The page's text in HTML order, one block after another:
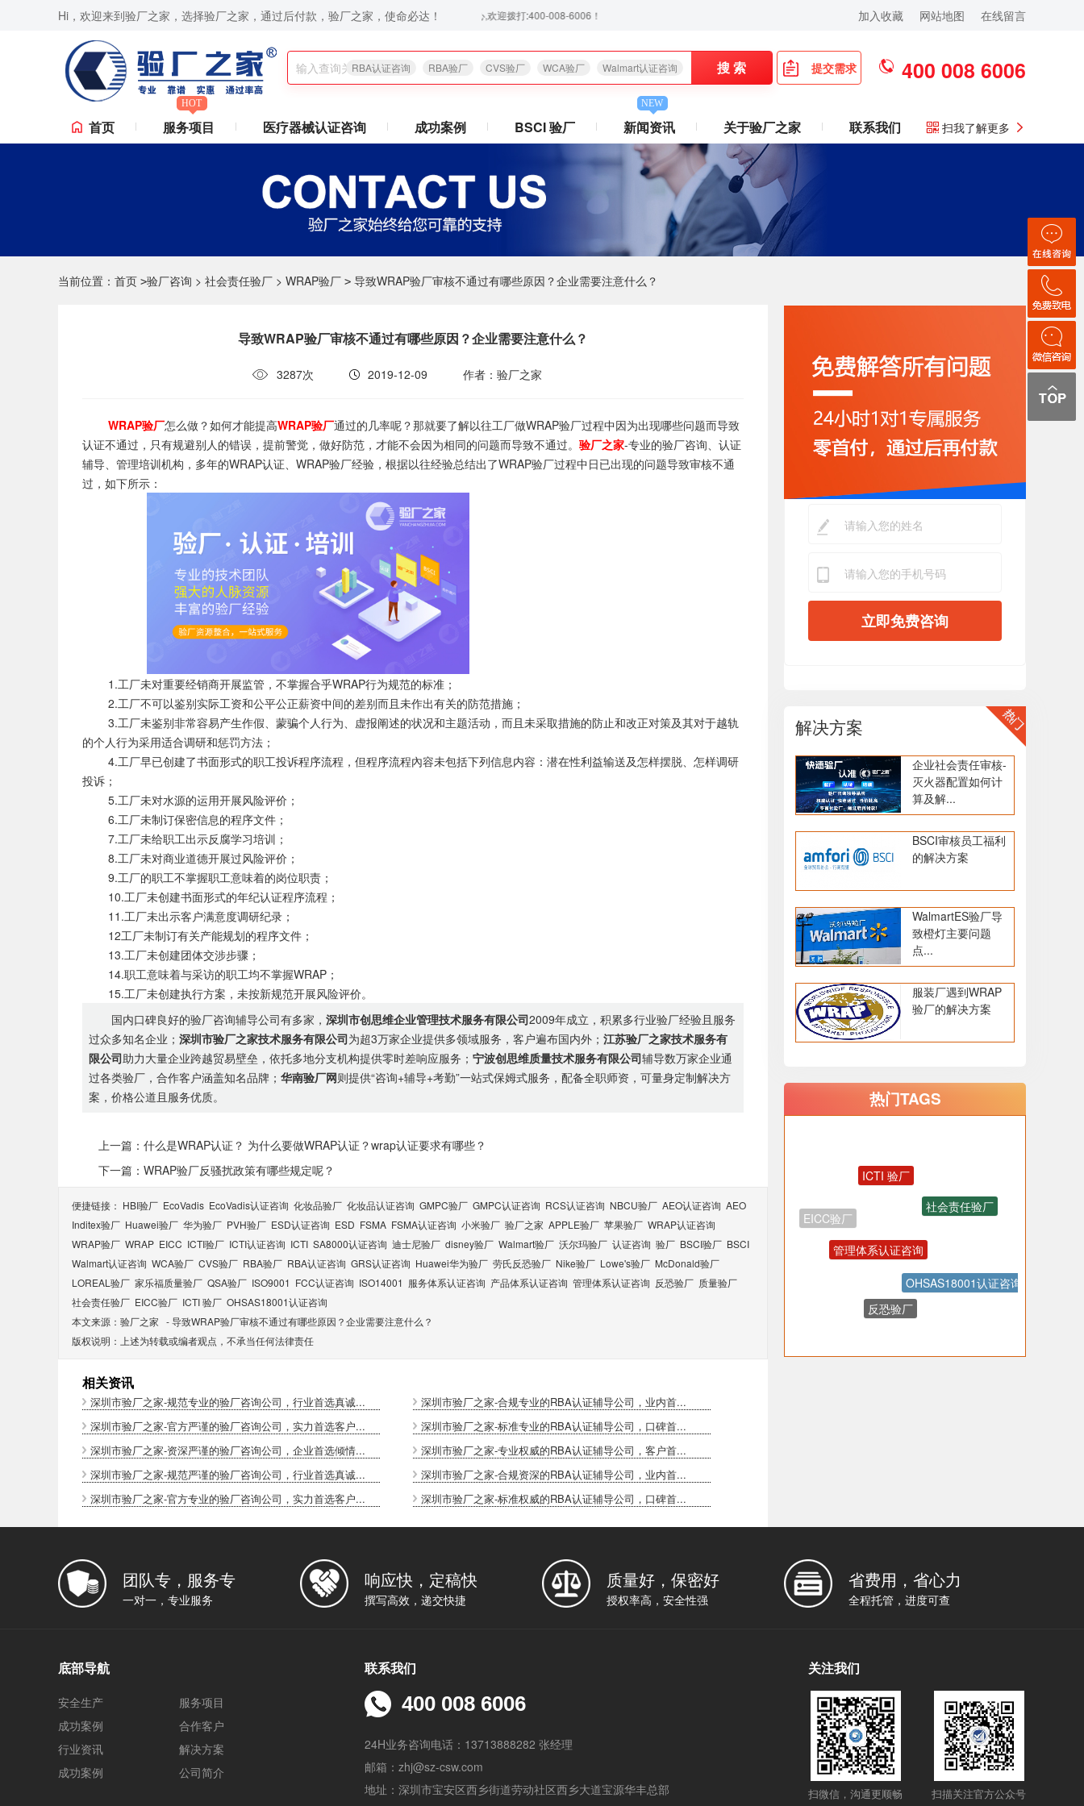
Hi，欢迎来到验厂之家，选择验厂之家，通过后付款，验厂之家，使命必达！
认证咨询,苹果验厂,华为验厂等一站式验厂咨询、验厂辅导服务,验厂无忧,通过后付款,让你省心放心,欢迎拨打:400-008-6006！ 加入收藏 网站地图 在线留言
RBA认证咨询 RBA验厂 CVS验厂 WCA验厂 Walmart认证咨询 搜 索 提交需求 400 008 6006
首页
HOT
服务项目 医疗器械认证咨询 成功案例 BSCI 验厂
NEW
新闻资讯 关于验厂之家 联系我们 扫我了解更多
当前位置： 首页 >验厂咨询 > 社会责任验厂 > WRAP验厂 > 导致WRAP验厂审核不通过有哪些原因？企业需要注意什么？
导致WRAP验厂审核不通过有哪些原因？企业需要注意什么？
3287次 2019-12-09 作者：验厂之家
WRAP验厂怎么做？如何才能提高WRAP验厂通过的几率呢？那就要了解以往工厂做WRAP验厂过程中因为出现哪些问题而导致
认证不通过，只有规避别人的错误，提前警觉，做好防范，才能不会因为相同的问题而导致不通过。 验厂之家-专业的验厂咨询、认证
辅导、管理培训机构，多年的WRAP认证、WRAP验厂经验，根据以往经验总结出了WRAP验厂过程中日已出现的问题导致审核不通
过，如下所示：
1.工厂未对重要经销商开展监管，不掌握合乎WRAP行为规范的标准；
2.工厂不可以鉴别实际工资和公平公正薪资中间的差别而且未作出有关的防范措施；
3.工厂未鉴别非常容易产生作假、蒙骗个人行为、虚报阐述的状况和主题活动，而且未采取措施的防止和改正对策及其对于越轨
的个人行为采用适合调研和惩罚方法；
4.工厂早已创建了书面形式的职工投诉程序流程，但程序流程內容未包括下列信息内容：潜在性利益输送及怎样摆脱、怎样调研
投诉；
5.工厂未对水源的运用开展风险评价；
6.工厂未制订保密信息的程序文件；
7.工厂未给职工出示反腐学习培训；
8.工厂未对商业道德开展过风险评价；
9.工厂的职工不掌握职工意味着的岗位职责；
10.工厂未创建书面形式的年纪认证程序流程；
11.工厂未出示客户满意度调研纪录；
12工厂未制订有关产能规划的程序文件；
13.工厂未创建团体交涉步骤；
14.职工意味着与采访的职工均不掌握WRAP；
15.工厂未创建执行方案，未按新规范开展风险评价。
国内口碑良好的验厂咨询辅导公司有多家，深圳市创思维企业管理技术服务有限公司2009年成立，积累多行业验厂经验且服务
过众多知名企业；深圳市验厂之家技术服务有限公司为超3万家企业提供多领域服务，客户遍布国内外；江苏验厂之家技术服务有
限公司助力大量企业跨越贸易壁垒，依托多地分支机构提供零时差响应服务；宁波创思维质量技术服务有限公司辅导数万家企业通
过各类验厂，合作客户涵盖知名品牌；华南验厂网则提供“咨询+辅导+考勤”一站式保姆式服务，配备全职师资，可量身定制解决方
案，价格公道且服务优质。
上一篇：什么是WRAP认证？ 为什么要做WRAP认证？wrap认证要求有哪些？
下一篇：WRAP验厂反骚扰政策有哪些规定呢？
便捷链接： HBI验厂 EcoVadis EcoVadis​认证咨询 化妆品验厂 化妆品认证咨询 GMPC验厂 GMPC认证咨询 RCS认证咨询 NBCU验厂 AEO认证咨询 AEO
Inditex验厂 Huawei验厂 华为验厂 PVH验厂 ESD认证咨询 ESD FSMA FSMA认证咨询 小米验厂 验厂之家 APPLE验厂 苹果验厂 WRAP认证咨询
WRAP验厂 WRAP EICC ICTI验厂 ICTI认证咨询 ICTI SA8000认证咨询 迪士尼验厂 disney验厂 Walmart验厂 沃尔玛验厂 认证咨询 验厂 BSCI验厂 BSCI
Walmart认证咨询 WCA验厂 CVS验厂 RBA验厂 RBA认证咨询 GRS认证咨询 Huawei华为验厂 劳氏反恐验厂 Nike验厂 Lowe's验厂 McDonald验厂
LOREAL验厂 家乐福质量验厂 QSA验厂 ISO9001 FCC认证咨询 ISO14001 服务体系认证咨询 产品体系认证咨询 管理体系认证咨询 反恐验厂 质量验厂
社会责任验厂 EICC验厂 ICTI 验厂 OHSAS18001认证咨询
本文来源： 验厂之家 -导致WRAP验厂审核不通过有哪些原因？企业需要注意什么？
版权说明：上述为转载或编者观点，不承当任何法律责任
相关资讯
深圳市验厂之家-规范专业的验厂咨询公司，行业首选真诚...
深圳市验厂之家-合规专业的RBA认证辅导公司，业内首...
深圳市验厂之家-官方严谨的验厂咨询公司，实力首选客户...
深圳市验厂之家-标准专业的RBA认证辅导公司，口碑首...
深圳市验厂之家-资深严谨的验厂咨询公司，企业首选倾情...
深圳市验厂之家-专业权威的RBA认证辅导公司，客户首...
深圳市验厂之家-规范严谨的验厂咨询公司，行业首选真诚...
深圳市验厂之家-合规资深的RBA认证辅导公司，业内首...
深圳市验厂之家-官方专业的验厂咨询公司，实力首选客户...
深圳市验厂之家-标准权威的RBA认证辅导公司，口碑首...
立即免费咨询
解决方案
企业社会责任审核-
灭火器配置如何计
算及解...
BSCI审核员工福利
的解决方案
WalmartES验厂导
致橙灯主要问题
点...
服装厂遇到WRAP
验厂的解决方案
热门TAGS
EICC验厂
ICTI 验厂
OHSAS18001认证咨询
反恐验厂
管理体系认证咨询
团队专，服务专
一对一，专业服务
响应快，定稿快
撰写高效，递交快捷
质量好，保密好
授权率高，安全性强
省费用，省心力
全程托管，进度可查
底部导航
安全生产
服务项目
成功案例
合作客户
行业资讯
解决方案
成功案例
公司简介
联系我们
400 008 6006
24H业务咨询电话：13713888282 张经理
邮箱：zhj@sz-csw.com
地址：深圳市宝安区西乡街道劳动社区西乡大道宝源华丰总部
关注我们
扫微信，沟通更顺畅 扫描关注官方公众号